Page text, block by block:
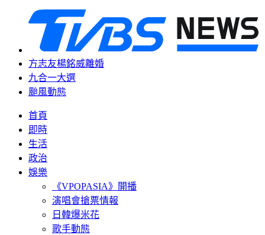
方志友楊銘威離婚
九合一大選
颱風動態
首頁
即時
生活
政治
娛樂
《VPOPASIA》開播
演唱會搶票情報
日韓爆米花
歌手動態